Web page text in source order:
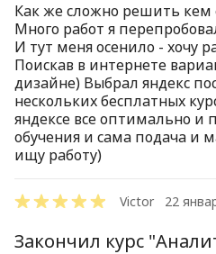
Как же сложно решить кем
Много работ я
И тут меня осенило - хочу
Поискав в интернете
дизайне) Выбрал яндекс
нескольких бесплатных
яндексе все оптимально и
обучения и сама подача и
ищу работу)
Victor 22
Закончил курс